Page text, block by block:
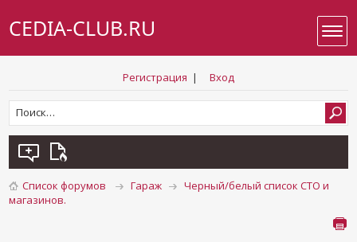
CEDIA-CLUB.RU
Регистрация | Вход
Список форумов Гараж
Черный/белый список СТО и
магазинов.